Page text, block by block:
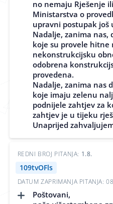
no nemaju Rješenje
Ministarstva o
upravni postupak još
Nadalje, zanima nas,
koje su provele hitne
nekonstrukcijsku
odobrena
provedena.
Nadalje, zanima nas
koje imaju zelenu
podnijele zahtjev za
zahtjev je u tijeku
Unaprijed
REDNI BROJ PITANJA: 1.8.
109tvOFls
DATUM ZAPRIMANJA PITANJA:
Poštovani,